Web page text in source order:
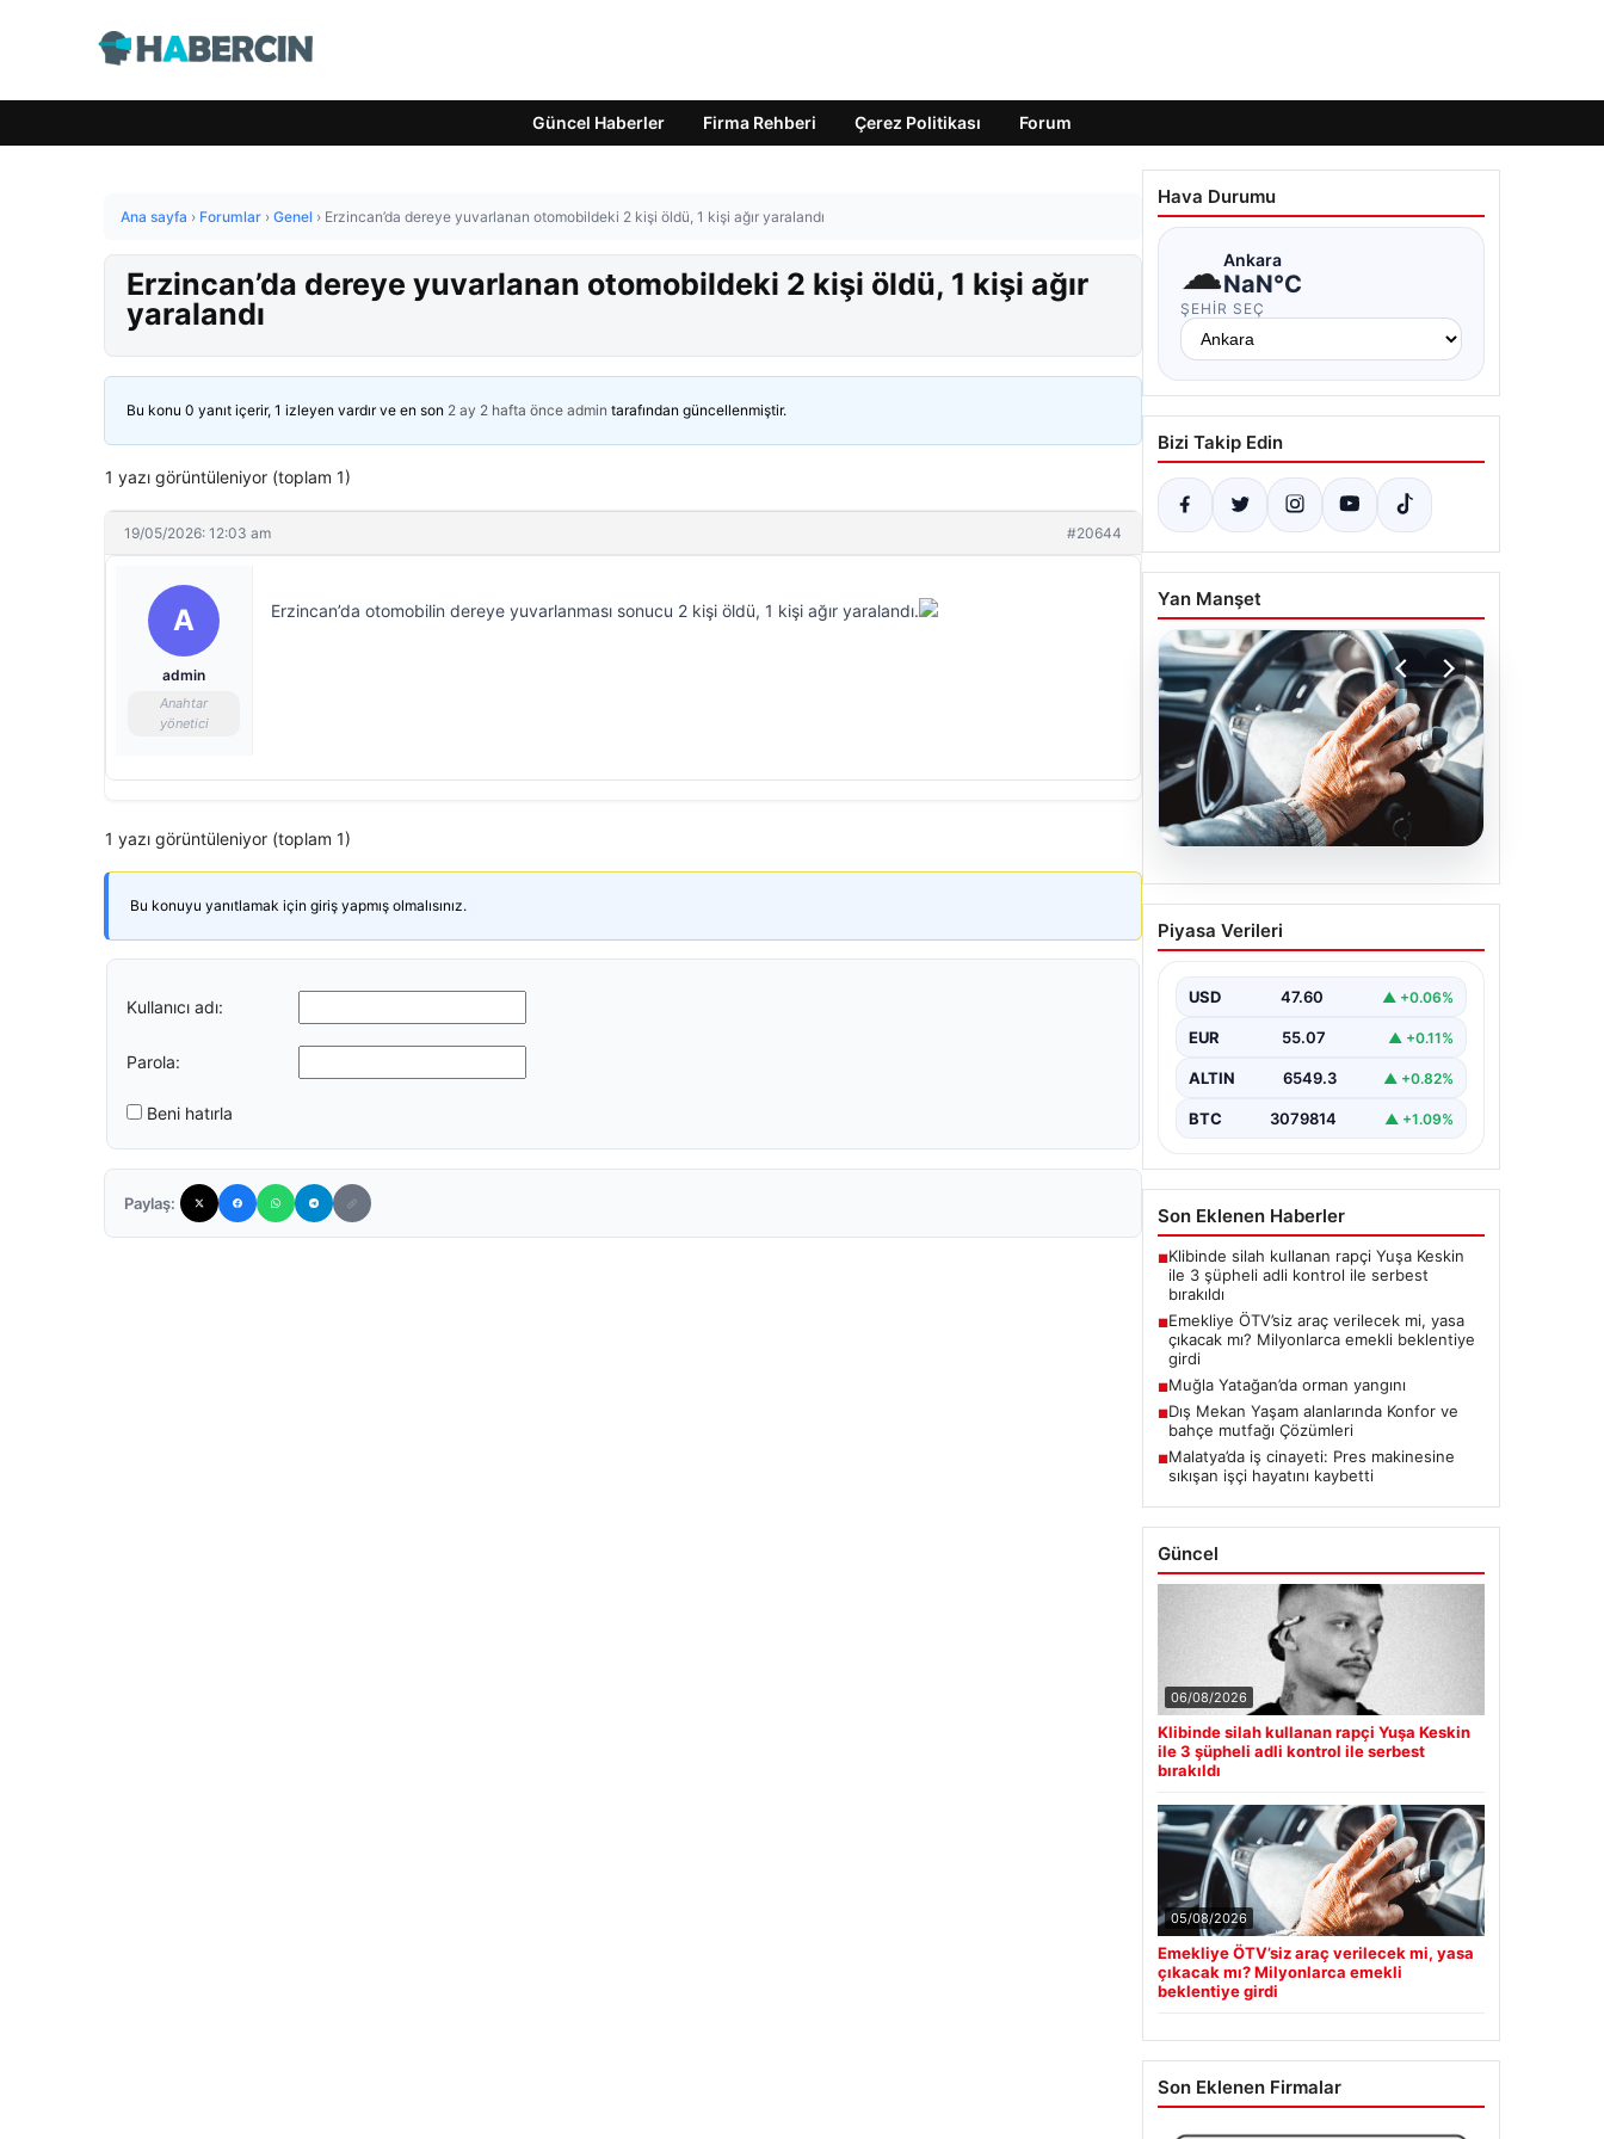
Güncel Haberler Firma Rehberi Çerez Politikası Forum
Ana sayfa › Forumlar › Genel › Erzincan’da dereye yuvarlanan otomobildeki 2 kişi öldü, 1 kişi ağır yaralandı
Erzincan’da dereye yuvarlanan otomobildeki 2 kişi öldü, 1 kişi ağır
yaralandı
Bu konu 0 yanıt içerir, 1 izleyen vardır ve en son 2 ay 2 hafta önce admin tarafından güncellenmiştir.
1 yazı görüntüleniyor (toplam 1)
19/05/2026: 12:03 am #20644
A
admin
Anahtar
yönetici
Erzincan’da otomobilin dereye yuvarlanması sonucu 2 kişi öldü, 1 kişi ağır yaralandı.
1 yazı görüntüleniyor (toplam 1)
Bu konuyu yanıtlamak için giriş yapmış olmalısınız.
Kullanıcı adı:
Parola:
Beni hatırla
Paylaş:
Hava Durumu
☁Ankara
NaN°C
ŞEHIR SEÇ
Bizi Takip Edin
Yan Manşet
05.08.2026
Emekliye ÖTV’siz araç
verilecek mi, yasa çıkacak
beklentiye girdi
Piyasa Verileri
USD 47.60 ▲ +0.06%
EUR 55.07 ▲ +0.11%
ALTIN 6549.3 ▲ +0.82%
BTC 3079814 ▲ +1.09%
Son Eklenen Haberler
■Klibinde silah kullanan rapçi Yuşa Keskin
ile 3 şüpheli adli kontrol ile serbest
bırakıldı
■Emekliye ÖTV’siz araç verilecek mi, yasa
çıkacak mı? Milyonlarca emekli beklentiye
girdi
■Muğla Yatağan’da orman yangını
■Dış Mekan Yaşam alanlarında Konfor ve
bahçe mutfağı Çözümleri
■Malatya’da iş cinayeti: Pres makinesine
sıkışan işçi hayatını kaybetti
Güncel
06/08/2026
Klibinde silah kullanan rapçi Yuşa Keskin
ile 3 şüpheli adli kontrol ile serbest
bırakıldı
05/08/2026
Emekliye ÖTV’siz araç verilecek mi, yasa
çıkacak mı? Milyonlarca emekli
beklentiye girdi
Son Eklenen Firmalar